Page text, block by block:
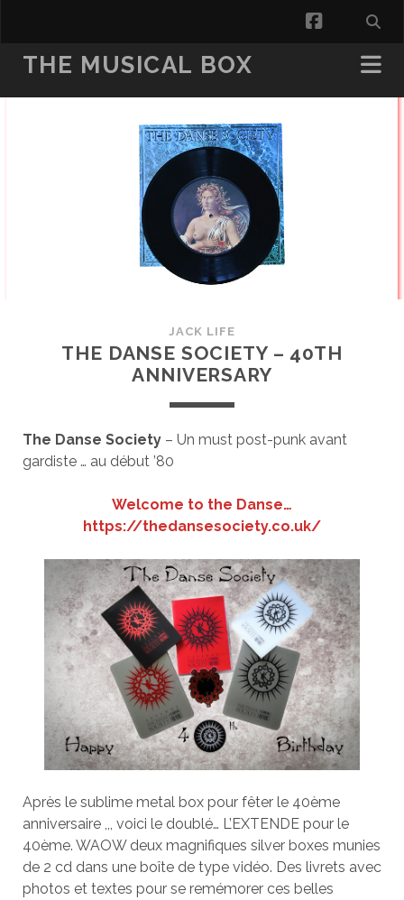
facebook
THE MUSICAL BOX
JACK LIFE
THE DANSE SOCIETY – 40TH
ANNIVERSARY
The Danse Society– Un must post-punk avant
gardiste … au début ’80
Welcome to the Danse…
https://thedansesociety.co.uk/
Après le sublime metal box pour fêter le 40ème
anniversaire ,,, voici le doublé… L’EXTENDE pour le
40ème. WAOW deux magnifiques silver boxes munies
de 2 cd dans une boîte de type vidéo. Des livrets avec
photos et textes pour se remémorer ces belles